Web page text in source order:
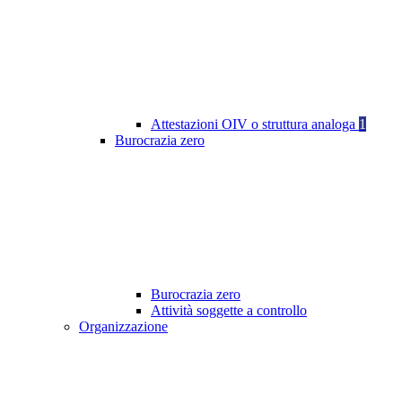
Attestazioni OIV o struttura analoga 1
Burocrazia zero
Burocrazia zero
Attività soggette a controllo
Organizzazione